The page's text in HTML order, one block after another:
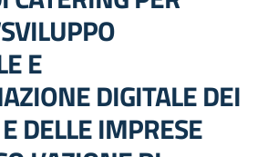
E
DIGITALE DEI
DELLE IMPRESE